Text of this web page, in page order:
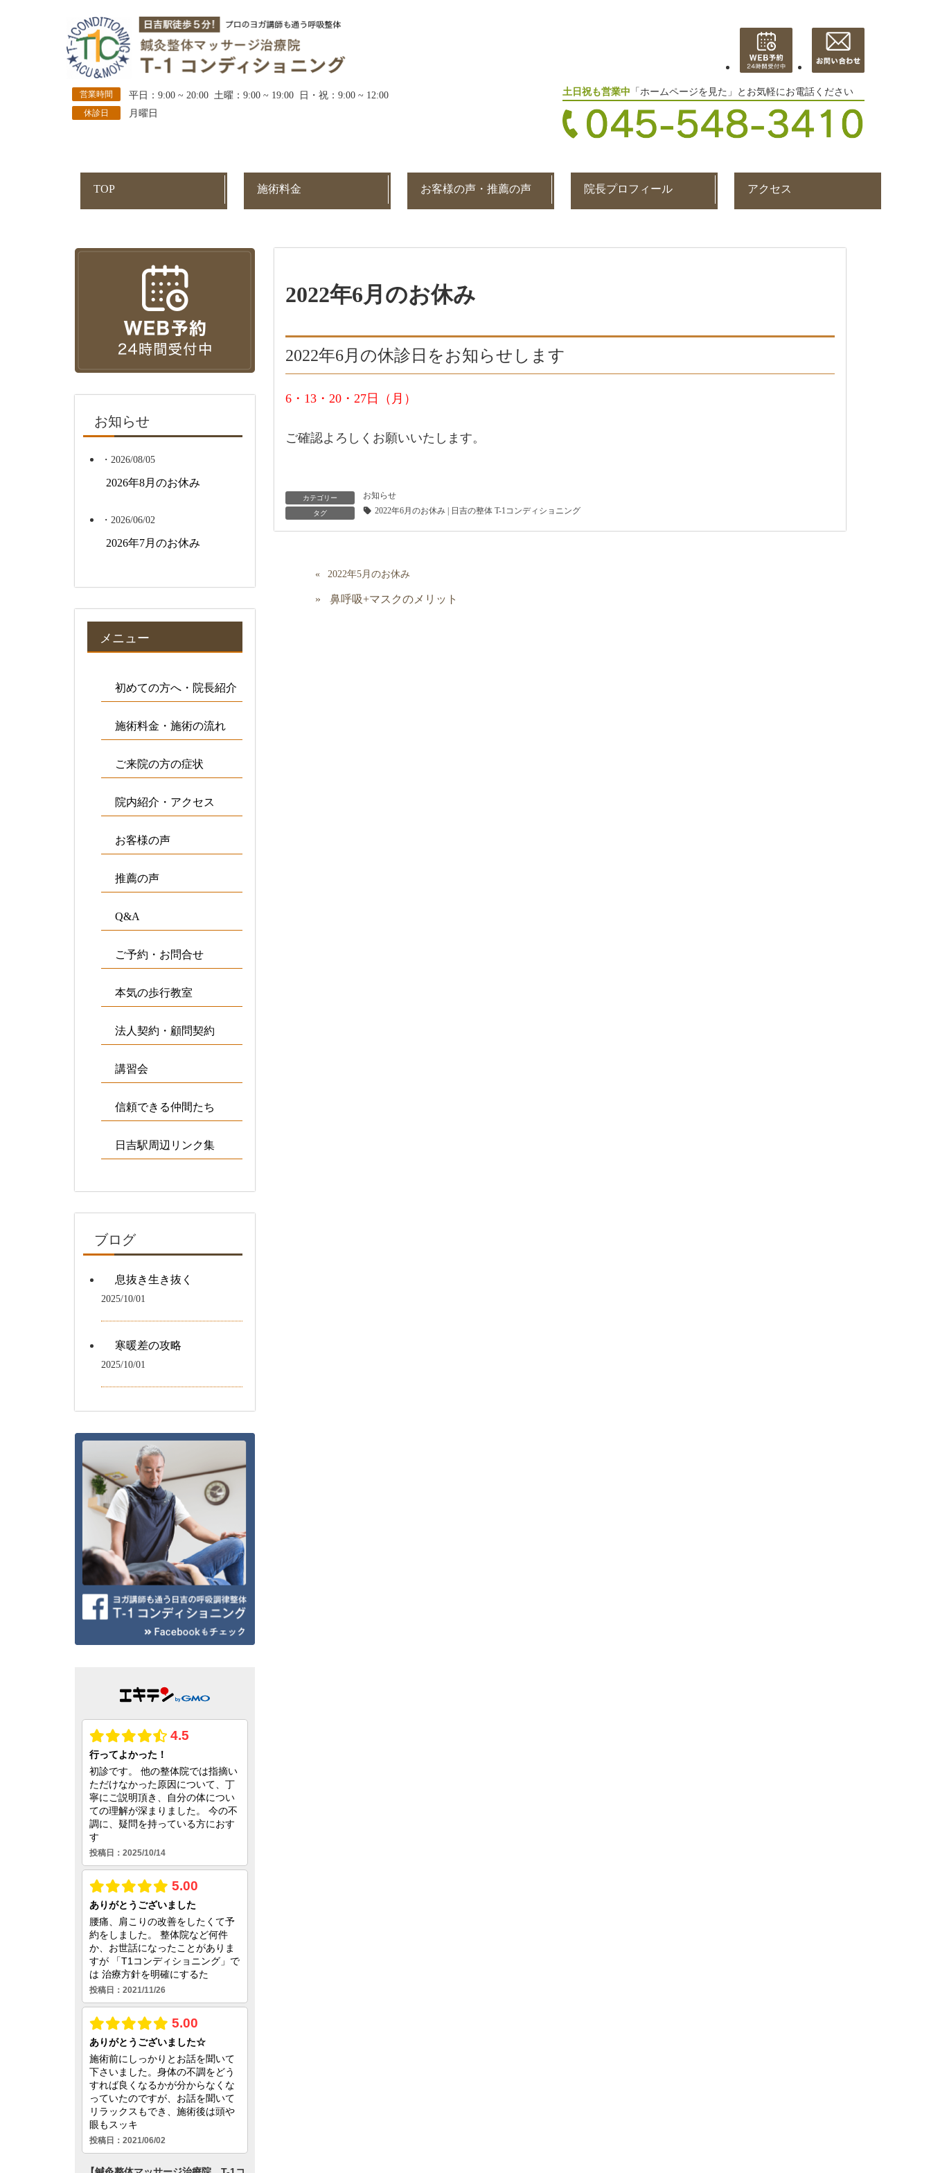
営業時間 平日：9:00 ~ 20:00 土曜：9:00 ~ 19:00 日・祝：9:00 ~ 12:00
休診日 月曜日
土日祝も営業中 「ホームページを見た」とお気軽にお電話ください
TOP 施術料金 お客様の声・推薦の声 院長プロフィール アクセス
お知らせ
・2026/08/05
2026年8月のお休み
・2026/06/02
2026年7月のお休み
メニュー
初めての方へ・院長紹介
施術料金・施術の流れ
ご来院の方の症状
院内紹介・アクセス
お客様の声
推薦の声
Q&A
ご予約・お問合せ
本気の歩行教室
法人契約・顧問契約
講習会
信頼できる仲間たち
日吉駅周辺リンク集
ブログ
息抜き生き抜く
2025/10/01
寒暖差の攻略
2025/10/01
2022年6月のお休み
2022年6月の休診日をお知らせします
6・13・20・27日（月）
ご確認よろしくお願いいたします。
カテゴリー お知らせ
タグ 2022年6月のお休み | 日吉の整体 T-1コンディショニング
2022年5月のお休み
鼻呼吸+マスクのメリット